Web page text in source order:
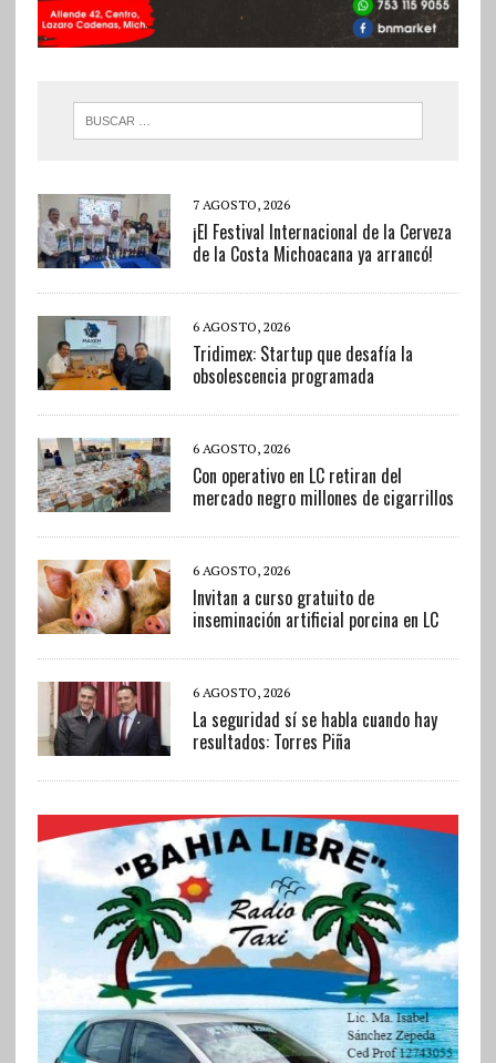
7 AGOSTO, 2026
¡El Festival Internacional de la Cerveza
de la Costa Michoacana ya arrancó!
6 AGOSTO, 2026
Tridimex: Startup que desafía la
obsolescencia programada
6 AGOSTO, 2026
Con operativo en LC retiran del
mercado negro millones de cigarrillos
6 AGOSTO, 2026
Invitan a curso gratuito de
inseminación artificial porcina en LC
6 AGOSTO, 2026
La seguridad sí se habla cuando hay
resultados: Torres Piña